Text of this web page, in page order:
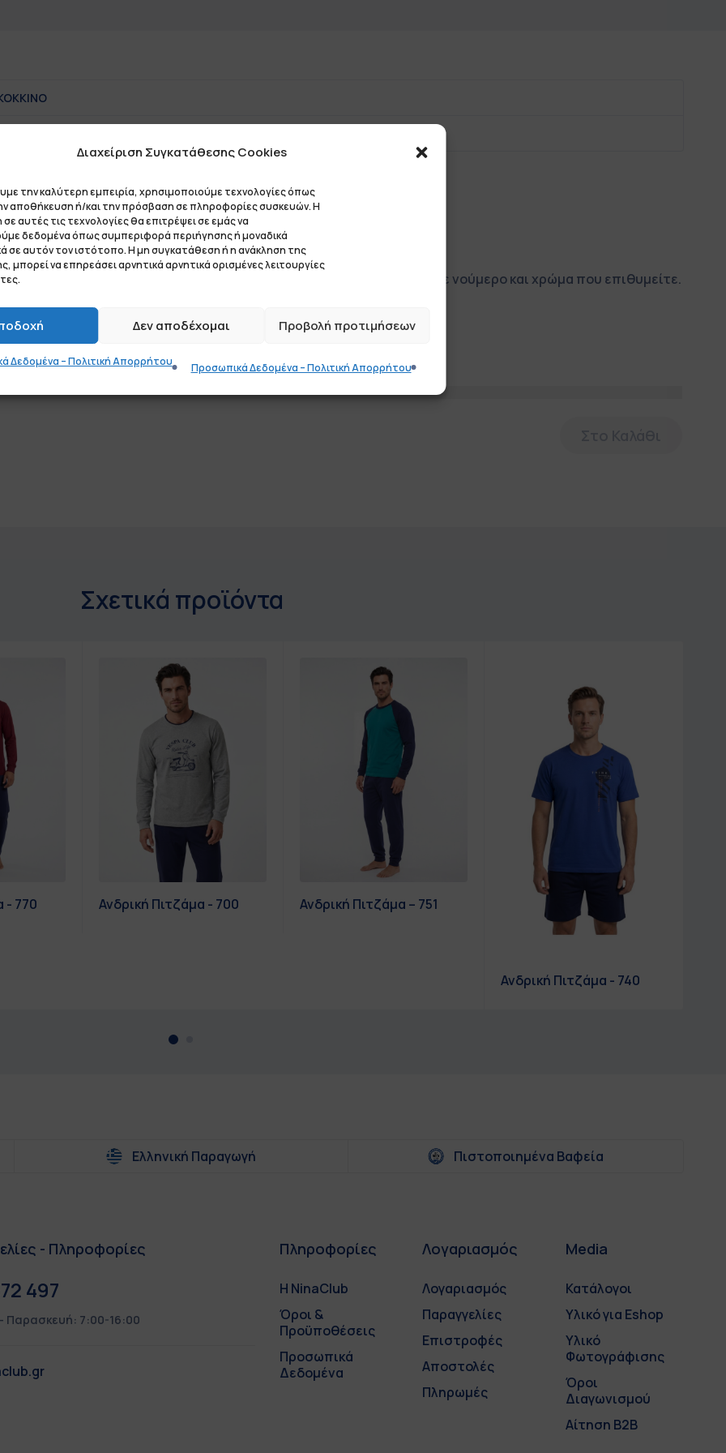
Διαχείριση Συγκατάθεσης Cookies
την καλύτερη εμπειρία, χρησιμοποιούμε τεχνολογίες όπως
αποθήκευση ή/και την πρόσβαση σε πληροφορίες συσκευών. Η
αυτές τις τεχνολογίες θα επιτρέψει σε εμάς να
δεδομένα όπως συμπεριφορά περιήγησης ή μοναδικά
σε αυτόν τον ιστότοπο. Η μη συγκατάθεση ή η ανάκληση της
μπορεί να επηρεάσει αρνητικά αρνητικά ορισμένες λειτουργίες
Δεν αποδέχομαι Προβολή προτιμήσεων
Δεδομένα – Πολιτική Απορρήτου Προσωπικά Δεδομένα – Πολιτική Απορρήτου
σας, απλώς πληκτρολογώντας τον αριθμό τεμαχίων στο εκάστοτε νούμερο και χρώμα που επιθυμείτε.
"Στο Καλάθι"
για να την μεγεθύνετε.
Σχετικά προϊόντα
- 770 Ανδρική Πιτζάμα - 700 Ανδρική Πιτζάμα – 751
Ανδρική Πιτζάμα - 740
Ελληνική Παραγωγή Πιστοποιημένα Βαφεία
- Πληροφορίες
497
Παρασκευή: 7:00-16:00
Πληροφορίες
Η NinaClub
Όροι &
Προϋποθέσεις
Προσωπικά
Δεδομένα
Λογαριασμός
Λογαριασμός
Παραγγελίες
Επιστροφές
Αποστολές
Πληρωμές
Media
Κατάλογοι
Υλικό για Eshop
Υλικό
Φωτογράφισης
Όροι
Διαγωνισμού
Αίτηση B2B